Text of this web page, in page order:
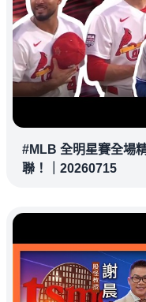
#MLB 全明星賽全場
聯！｜20260715